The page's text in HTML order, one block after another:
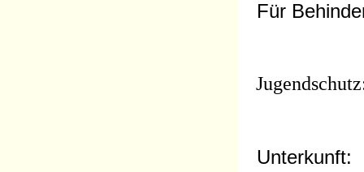
Für
Unterkunft: